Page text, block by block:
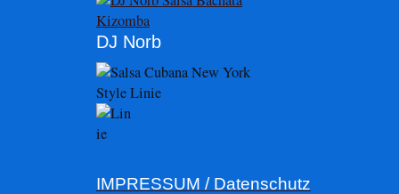
DJ Norb
IMPRESSUM / Datenschutz